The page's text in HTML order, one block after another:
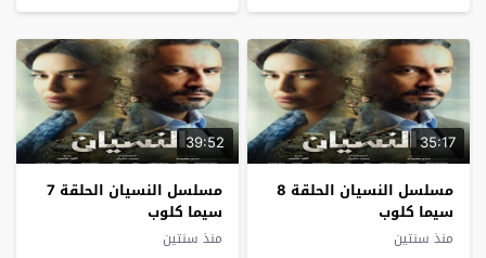
35:17
مسلسل النسيان الحلقة 8
سيما كلوب
منذ سنتين
39:52
مسلسل النسيان الحلقة 7
سيما كلوب
منذ سنتين